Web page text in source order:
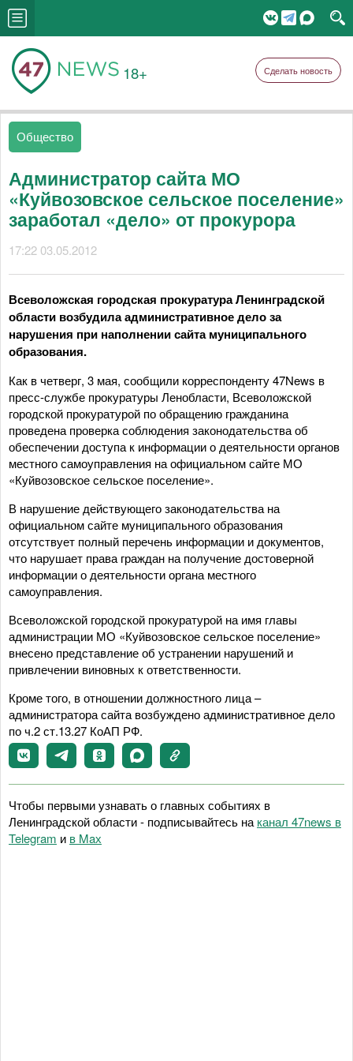
18+ Сделать новость
Общество
Администратор сайта МО
«Куйвозовское сельское поселение»
заработал «дело» от прокурора
17:22 03.05.2012
Всеволожская городская прокуратура Ленинградской
области возбудила административное дело за
нарушения при наполнении сайта муниципального
образования.
Как в четверг, 3 мая, сообщили корреспонденту 47News в
пресс-службе прокуратуры Ленобласти, Всеволожской
городской прокуратурой по обращению гражданина
проведена проверка соблюдения законодательства об
обеспечении доступа к информации о деятельности органов
местного самоуправления на официальном сайте МО
«Куйвозовское сельское поселение».
В нарушение действующего законодательства на
официальном сайте муниципального образования
отсутствует полный перечень информации и документов,
что нарушает права граждан на получение достоверной
информации о деятельности органа местного
самоуправления.
Всеволожской городской прокуратурой на имя главы
администрации МО «Куйвозовское сельское поселение»
внесено представление об устранении нарушений и
привлечении виновных к ответственности.
Кроме того, в отношении должностного лица –
администратора сайта возбуждено административное дело
по ч.2 ст.13.27 КоАП РФ.
Чтобы первыми узнавать о главных событиях в
Ленинградской области - подписывайтесь на канал 47news в
Telegram и в Maх